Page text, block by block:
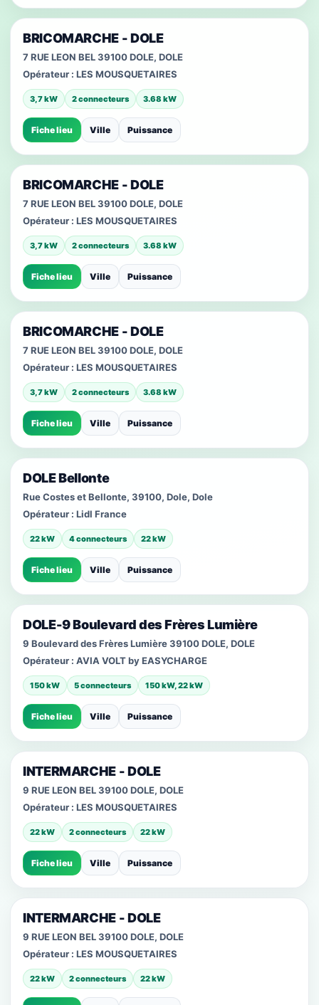
BRICOMARCHE - DOLE
7 RUE LEON BEL 39100 DOLE, DOLE
Opérateur : LES MOUSQUETAIRES
3,7 kW 2 connecteurs 3.68 kW
Fiche lieu Ville Puissance
BRICOMARCHE - DOLE
7 RUE LEON BEL 39100 DOLE, DOLE
Opérateur : LES MOUSQUETAIRES
3,7 kW 2 connecteurs 3.68 kW
Fiche lieu Ville Puissance
BRICOMARCHE - DOLE
7 RUE LEON BEL 39100 DOLE, DOLE
Opérateur : LES MOUSQUETAIRES
3,7 kW 2 connecteurs 3.68 kW
Fiche lieu Ville Puissance
DOLE Bellonte
Rue Costes et Bellonte, 39100, Dole, Dole
Opérateur : Lidl France
22 kW 4 connecteurs 22 kW
Fiche lieu Ville Puissance
DOLE-9 Boulevard des Frères Lumière
9 Boulevard des Frères Lumière 39100 DOLE, DOLE
Opérateur : AVIA VOLT by EASYCHARGE
150 kW 5 connecteurs 150 kW, 22 kW
Fiche lieu Ville Puissance
INTERMARCHE - DOLE
9 RUE LEON BEL 39100 DOLE, DOLE
Opérateur : LES MOUSQUETAIRES
22 kW 2 connecteurs 22 kW
Fiche lieu Ville Puissance
INTERMARCHE - DOLE
9 RUE LEON BEL 39100 DOLE, DOLE
Opérateur : LES MOUSQUETAIRES
22 kW 2 connecteurs 22 kW